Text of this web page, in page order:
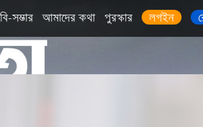
সম্ভার আমাদের কথা পুরস্কার লগইন